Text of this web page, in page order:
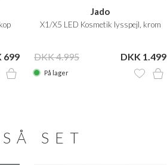
699
Jado
X1/X5 LED Kosmetik lysspejl, krom
DKK 4.995 DKK 1.499
På lager
SET